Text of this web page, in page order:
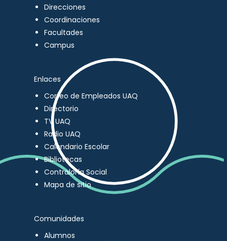
Direcciones
Coordinaciones
Facultades
Campus
Enlaces
Correo de Empleados UAQ
Directorio
TV UAQ
Radio UAQ
Calendario Escolar
Bibliotecas
Contraloría Social
Mapa de sitio
Comunidades
Alumnos